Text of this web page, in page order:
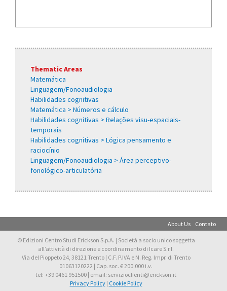
Thematic Areas
Matemática
Linguagem/Fonoaudiologia
Habilidades cognitivas
Matemática > Números e cálculo
Habilidades cognitivas > Relações visu-espaciais-
temporais
Habilidades cognitivas > Lógica pensamento e
raciocínio
Linguagem/Fonoaudiologia > Área perceptivo-
fonológico-articulatória
About Us Contato
© Edizioni Centro Studi Erickson S.p.A. | Società a socio unico soggetta
all’attività di direzione e coordinamento di Icare S.r.l.
Via del Pioppeto 24, 38121 Trento | C.F. P.IVA e N. Reg. Impr. di Trento
01063120222 | Cap. soc. € 200.000 i.v.
tel: +39 0461 951500 | email: servizioclienti@erickson.it
Privacy Policy| Cookie Policy